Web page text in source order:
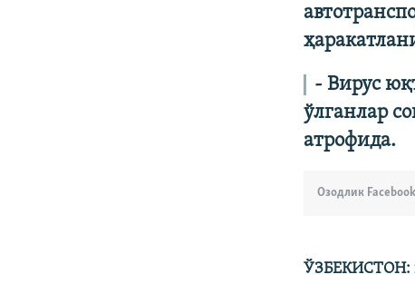
- Вирус
ўлганлар
атрофида.
Озодлик Facebook
ЎЗБЕКИСТОН: